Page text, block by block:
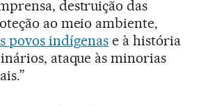
destruição das
ao meio ambiente,
povos indígenas e à história
ataque às minorias